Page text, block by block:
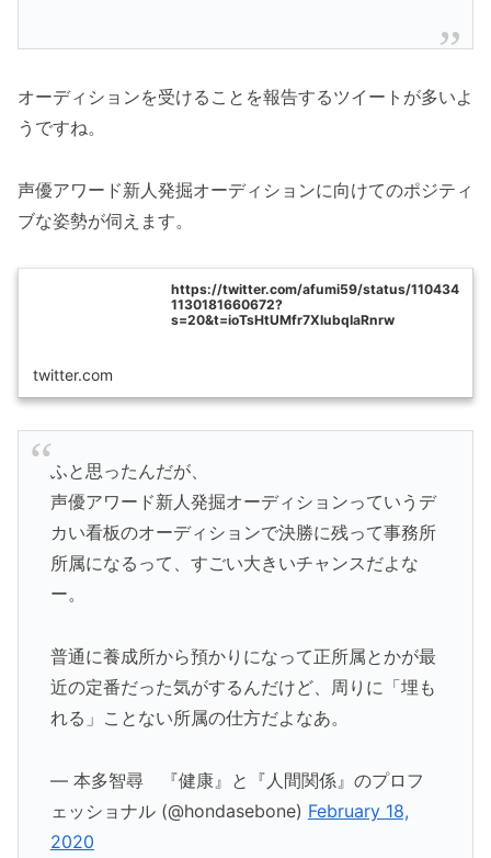
オーディションを受けることを報告するツイートが多いよ
うですね。
声優アワード新人発掘オーディションに向けてのポジティ
ブな姿勢が伺えます。
https://twitter.com/afumi59/status/110434
1130181660672?
s=20&t=ioTsHtUMfr7XIubqIaRnrw
twitter.com
ふと思ったんだが、
声優アワード新人発掘オーディションっていうデ
カい看板のオーディションで決勝に残って事務所
所属になるって、すごい大きいチャンスだよな
ー。
普通に養成所から預かりになって正所属とかが最
近の定番だった気がするんだけど、周りに「埋も
れる」ことない所属の仕方だよなあ。
— 本多智尋 『健康』と『人間関係』のプロフ
ェッショナル (@hondasebone) February 18,
2020